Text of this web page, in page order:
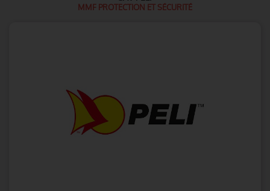
MMF PROTECTION ET SÉCURITÉ